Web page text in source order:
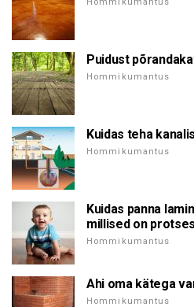
Puidust
Hommikumantus
Kuidas teha
Hommikumantus
Kuidas panna
millised on
Hommikumantus
Ahi oma kätega
Hommikumantus